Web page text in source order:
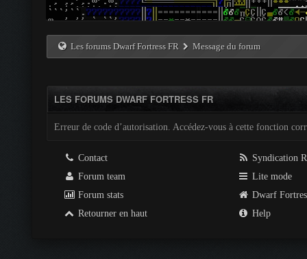
Les forums Dwarf Fortress FR Message du forum
LES FORUMS DWARF FORTRESS FR
Erreur de code d’autorisation. Accédez-vous à cette fonction
Contact
Forum team
Forum stats
Retourner en haut
Syndication
Lite mode
Dwarf
Help